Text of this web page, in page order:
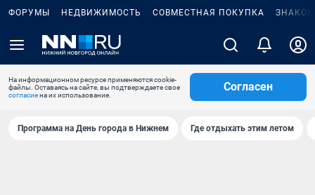
ФОРУМЫ НЕДВИЖИМОСТЬ СОВМЕСТНАЯ ПОКУПКА
На информационном ресурсе применяются cookie-
файлы. Оставаясь на сайте, вы подтверждаете свое
согласиена их использование.
Согласен
Программа на День города в Нижнем Где отдыхать этим летом